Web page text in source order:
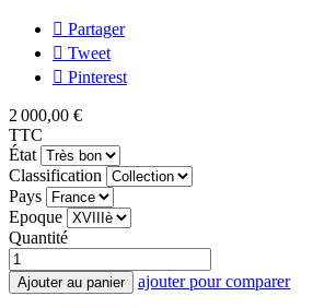
Partager
Tweet
Pinterest
2 000,00 €
TTC
État
Classification
Pays
Epoque
Quantité
Ajouter au panier ajouter pour comparer